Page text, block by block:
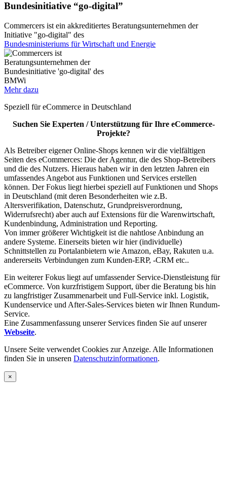
Bundesinitiative “go-digital”
Commercers ist ein akkreditiertes Beratungsunternehmen der
Initiative "go-digital" des
Bundesministeriums für Wirtschaft und Energie
Mehr dazu
Speziell für eCommerce in Deutschland
Suchen Sie Experten / Unterstützung für Ihre eCommerce-
Projekte?
Als Betreiber eigener Online-Shops kennen wir die vielfältigen
Seiten des eCommerces: Die der Agentur, die des Shop-Betreibers
und die des Nutzers. Hieraus haben wir in den letzten Jahren ein
umfassendes Angebot aus Funktionen und Services erstellen
können. Der Fokus liegt hierbei speziell auf Funktionen und Shops
in Deutschland (mit deren Besonderheiten wie z.B.
Altersverifikation, Datenschutz, Grundpreisverordnung,
Widerrufsrecht) aber auch auf Extensions für die Warenwirtschaft,
Kundenbindung, Administration und Reporting.
Von immer größerer Wichtigkeit ist die nahtlose Anbindung an
andere Systeme. Einerseits bieten wir hier (individuelle)
Schnittstellen zu Portalanbietern wie Amazon, eBay, Rakuten u.a.
andererseits Verbindungen zum Kunden-ERP, -CRM etc..
Ein weiterer Fokus liegt auf umfassender Service-Dienstleistung für
eCommerce. Von kurzfristigem Support, über die Beratung bis hin
zu langfristiger Zusammenarbeit und Full-Service inkl. Logistik,
Kundenservice und After-Sales-Services bieten wir Ihnen Rundum-
Service.
Eine Zusammenfassung unserer Services finden Sie auf unserer
Webseite.
Unsere Seite verwendet Cookies zur Anzeige. Alle Informationen
finden Sie in unseren Datenschutzinformationen.
×